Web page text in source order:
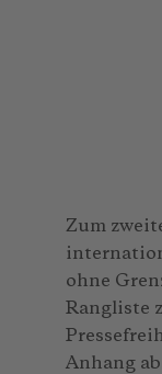
Zum
ohne
Rangliste
Anhang